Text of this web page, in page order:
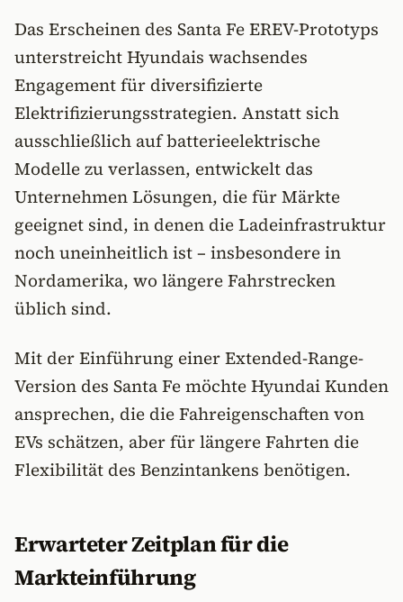
Das Erscheinen des Santa Fe EREV-Prototyps
unterstreicht Hyundais wachsendes
Engagement für diversifizierte
Elektrifizierungsstrategien. Anstatt sich
ausschließlich auf batterieelektrische
Modelle zu verlassen, entwickelt das
Unternehmen Lösungen, die für Märkte
geeignet sind, in denen die Ladeinfrastruktur
noch uneinheitlich ist – insbesondere in
Nordamerika, wo längere Fahrstrecken
üblich sind.
Mit der Einführung einer Extended-Range-
Version des Santa Fe möchte Hyundai Kunden
ansprechen, die die Fahreigenschaften von
EVs schätzen, aber für längere Fahrten die
Flexibilität des Benzintankens benötigen.
Erwarteter Zeitplan für die
Markteinführung